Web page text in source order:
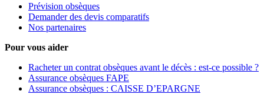
Prévision obsèques
Demander des devis comparatifs
Nos partenaires
Pour vous aider
Racheter un contrat obsèques avant le décès : est-ce possible ?
Assurance obsèques FAPE
Assurance obsèques : CAISSE D’EPARGNE